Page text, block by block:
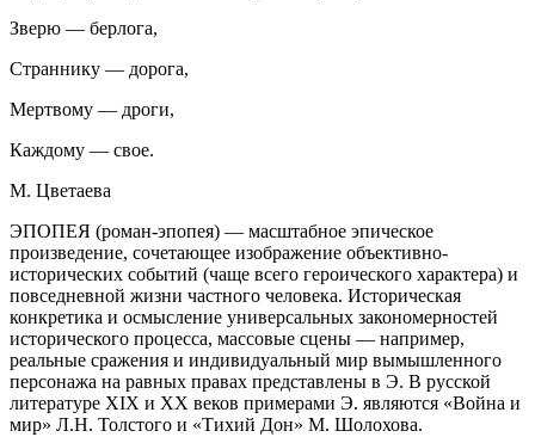
Зверю — берлога,
Страннику — дорога,
Мертвому — дроги,
Каждому — свое.
М. Цветаева
ЭПОПЕЯ (роман-эпопея) — масштабное эпическое
произведение, сочетающее изображение объективно-
исторических событий (чаще всего героического характера) и
повседневной жизни частного человека. Историческая
конкретика и осмысление универсальных закономерностей
исторического процесса, массовые сцены — например,
реальные сражения и индивидуальный мир вымышленного
персонажа на равных правах представлены в Э. В русской
литературе XIX и XX веков примерами Э. являются «Война и
мир» Л.Н. Толстого и «Тихий Дон» М. Шолохова.